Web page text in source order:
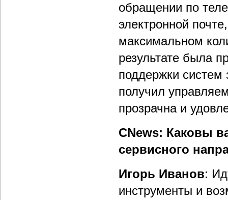
обращении по
электронной
максимальном
результате была
поддержки систем
получил
прозрачна и
CNews: Каковы
сервисного
Игорь Иванов:
инструменты и